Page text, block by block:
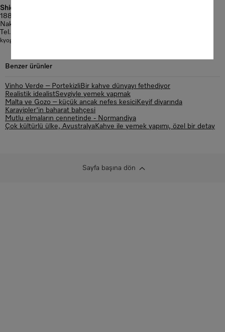
Shioyoshi-Ken
1882 yılından beri leziz şekerlemeler üretiyor.
Nakadashuri-dori 180
Tel. +81 75-441-08 03
kyogashi.com
Benzer ürünler
Vinho Verde – PortekizliBir kahve dünyayı fethediyor
Realistik idealistSevgiyle yemek yapmak
Malta ve Gozo – küçük ancak nefes kesiciKeyif diyarında
Karayipler'in baharat bahçesi
Mutlu elmaların cennetinde - Normandiya
Çok kültürlü ülke, AvustralyaKahve ile yemek yapımı, özel bir detay
Sayfa başına dön